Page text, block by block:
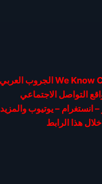
التواصل الاجتماعي
انستغرام – يوتيوب والمزيد
هذا الرابط